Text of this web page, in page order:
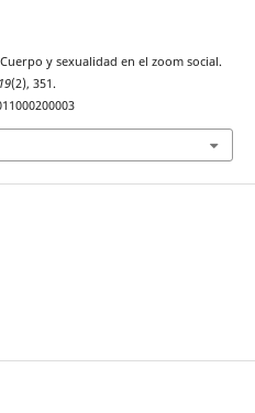
y sexualidad en el zoom social.
19(2), 351.